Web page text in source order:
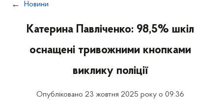
Новини
Катерина Павліченко: 98,5% шкіл
оснащені тривожними кнопками
виклику поліції
Опубліковано 23 жовтня 2025 року о 09:36